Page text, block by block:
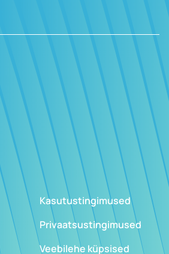
Kasutustingimused
Privaatsustingimused
Veebilehe küpsised